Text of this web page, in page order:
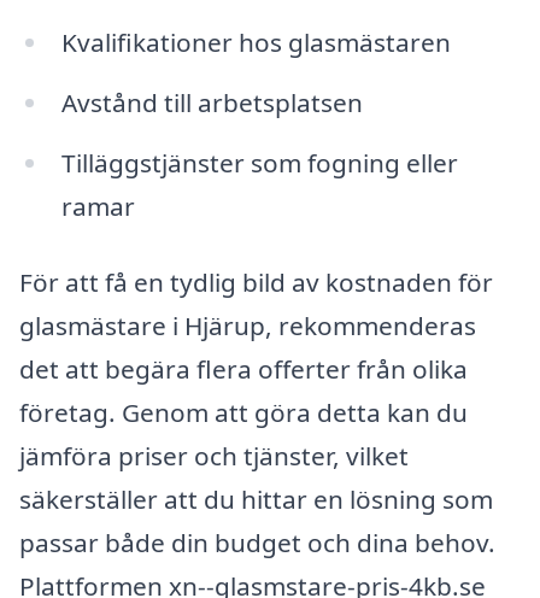
Kvalifikationer hos glasmästaren
Avstånd till arbetsplatsen
Tilläggstjänster som fogning eller
ramar
För att få en tydlig bild av kostnaden för
glasmästare i Hjärup, rekommenderas
det att begära flera offerter från olika
företag. Genom att göra detta kan du
jämföra priser och tjänster, vilket
säkerställer att du hittar en lösning som
passar både din budget och dina behov.
Plattformen xn--glasmstare-pris-4kb.se